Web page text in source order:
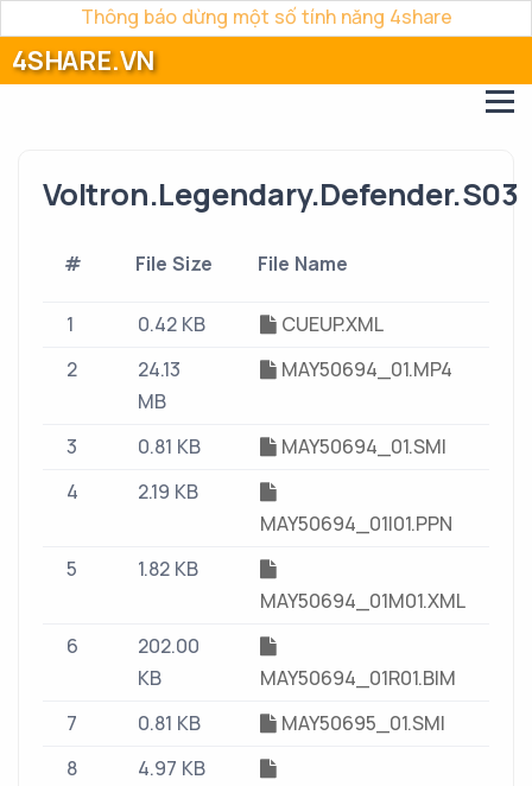
Thông báo dừng một số tính năng 4share
4SHARE.VN
Voltron.Legendary.Defender.S03
# File Size File Name
1 0.42 KB
CUEUP.XML
2
24.13
MB
MAY50694_01.MP4
3 0.81 KB
MAY50694_01.SMI
4
2.19 KB
MAY50694_01I01.PPN
5
1.82 KB
MAY50694_01M01.XML
6
202.00
KB
MAY50694_01R01.BIM
7
0.81 KB
MAY50695_01.SMI
8
4.97 KB